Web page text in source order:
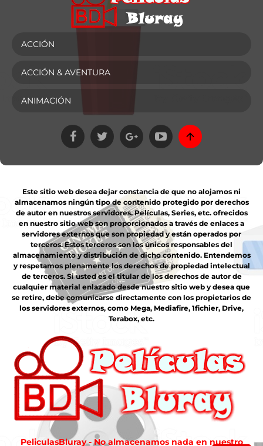
ACCIÓN
ACCIÓN & AVENTURA
ANIMACIÓN
Este sitio web desea dejar constancia de que no alojamos ni
almacenamos ningún tipo de contenido protegido por derechos
de autor en nuestros servidores. Películas, Series, etc. ofrecidos
en nuestro sitio web son proporcionados a través de enlaces a
servidores externos que son propiedad y están operados por
terceros. Estos terceros son los únicos responsables del
almacenamiento y distribución de dicho contenido. Entendemos
y respetamos plenamente los derechos de propiedad intelectual
de terceros. Si usted es el titular de los derechos de autor de
cualquier material enlazado desde nuestro sitio web y desea que
se retire, debe comunicarse directamente con los propietarios de
los servidores externos, como Mega, Mediafire, 1fichier, Drive,
Terabox, etc.
PeliculasBluray - No almacenamos nada en nuestro